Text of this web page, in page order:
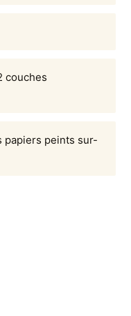
couches
papiers peints sur-